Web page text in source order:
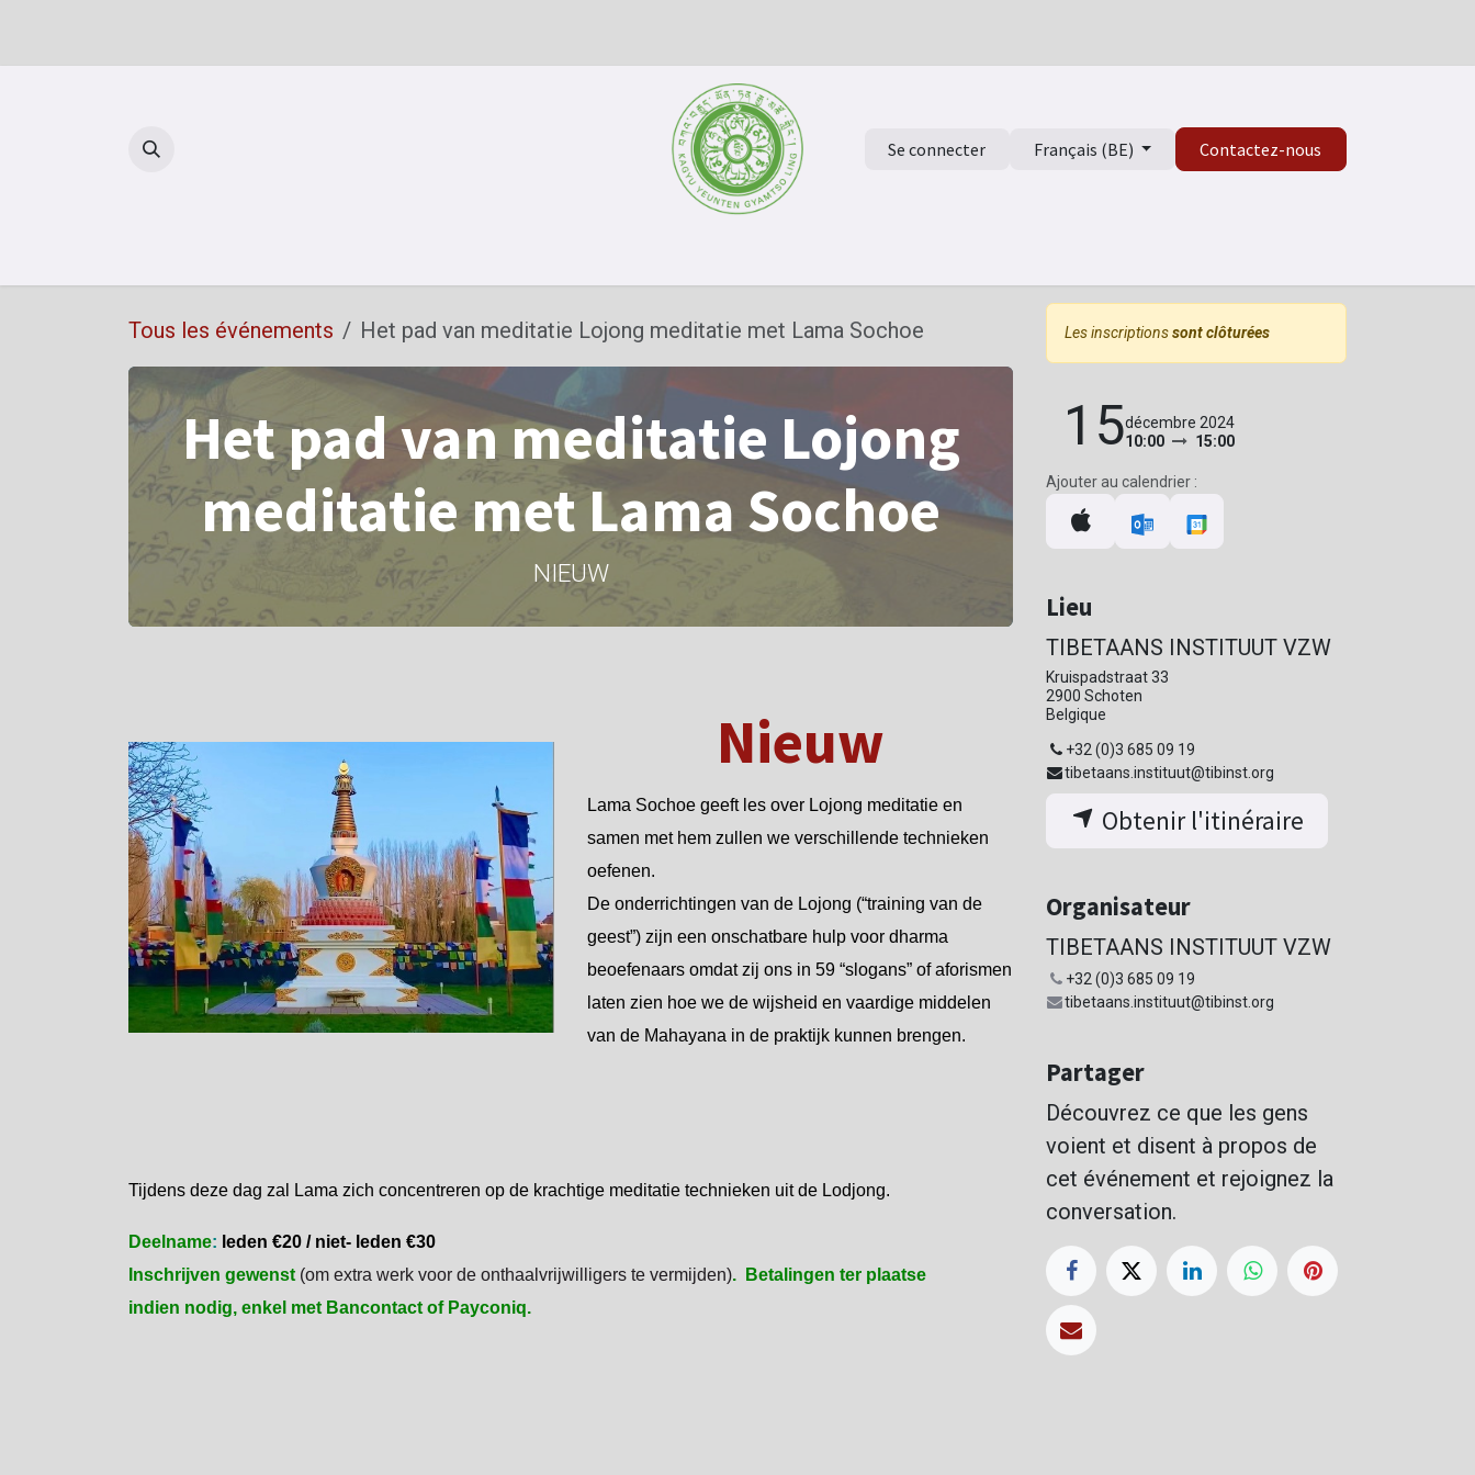
Se connecter Français (BE) Contactez-nous
Tous les événements Het pad van meditatie Lojong meditatie met Lama Sochoe
Het pad van meditatie Lojong
meditatie met Lama Sochoe
NIEUW
Nieuw
Lama Sochoe geeft les over Lojong meditatie en
samen met hem zullen we verschillende technieken
oefenen.
De onderrichtingen van de Lojong (“training van de
geest”) zijn een onschatbare hulp voor dharma
beoefenaars omdat zij ons in 59 “slogans” of aforismen
laten zien hoe we de wijsheid en vaardige middelen
van de Mahayana in de praktijk kunnen brengen.
Tijdens deze dag zal Lama zich concentreren op de krachtige meditatie technieken uit de Lodjong.
Deelname: leden €20 / niet- leden €30
Inschrijven gewenst (om extra werk voor de onthaalvrijwilligers te vermijden). Betalingen ter plaatse
indien nodig, enkel met Bancontact of Payconiq.
Les inscriptionssont clôturées
15décembre 2024
10:00
15:00
Ajouter au calendrier :
Lieu
TIBETAANS INSTITUUT VZW
Kruispadstraat 33
2900 Schoten
Belgique
+32 (0)3 685 09 19
tibetaans.instituut@tibinst.org
Obtenir l'itinéraire
Organisateur
TIBETAANS INSTITUUT VZW
+32 (0)3 685 09 19
tibetaans.instituut@tibinst.org
Partager
Découvrez ce que les gens
voient et disent à propos de
cet événement et rejoignez la
conversation.